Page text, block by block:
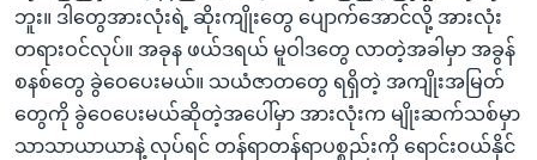
ဘူး။ ဒါတွေအားလုံးရဲ့ ဆိုးကျိုးတွေ ပျောက်အောင်လို့ အားလုံး
တရားဝင်လုပ်။ အခုန ဖယ်ဒရယ် မူဝါဒတွေ လာတဲ့အခါမှာ အခွန်
စနစ်တွေ ခွဲဝေပေးမယ်။ သယံဇာတတွေ ရရှိတဲ့ အကျိုးအမြတ်
တွေကို ခွဲဝေပေးမယ်ဆိုတဲ့အပေါ်မှာ အားလုံးက မျိုးဆက်သစ်မှာ
သာသာယာယာနဲ့ လုပ်ရင် တန်ရာတန်ရာပစ္စည်းကို ရောင်းဝယ်နိုင်